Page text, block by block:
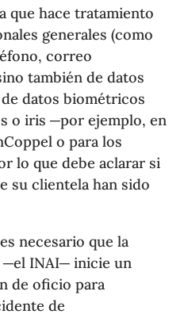
que hace tratamiento
generales (como
correo
también de datos
datos biométricos
o iris ─por ejemplo, en
o para los
lo que debe aclarar si
su clientela han sido
necesario que la
INAI─ inicie un
de oficio para
de